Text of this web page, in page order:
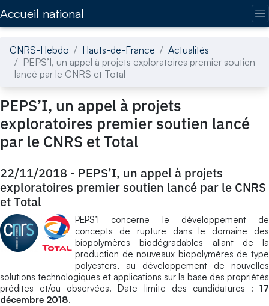
Accueil national
CNRS-Hebdo Hauts-de-France
Actualités
PEPS’I, un appel à projets exploratoires premier soutien
lancé par le CNRS et Total
PEPS’I, un appel à projets
exploratoires premier soutien lancé
par le CNRS et Total
22/11/2018 - PEPS’I, un appel à projets
exploratoires premier soutien lancé par le CNRS
et Total
PEPS’I concerne le développement de
concepts de rupture dans le domaine des
biopolymères biodégradables allant de la
production de nouveaux biopolymères de type
polyesters, au développement de nouvelles
solutions technologiques et applications sur la base des propriétés
prédites et/ou observées. Date limite des candidatures : 17
décembre 2018.